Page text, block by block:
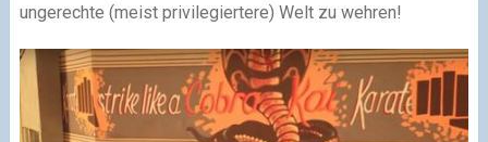
ungerechte (meist privilegiertere) Welt zu wehren!